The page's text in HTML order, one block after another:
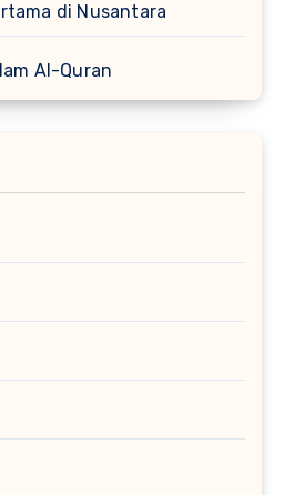
di Nusantara
Al-Quran